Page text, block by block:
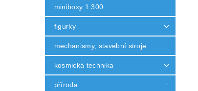
miniboxy 1:300
figurky
mechanismy, stavební stroje
kosmická technika
příroda